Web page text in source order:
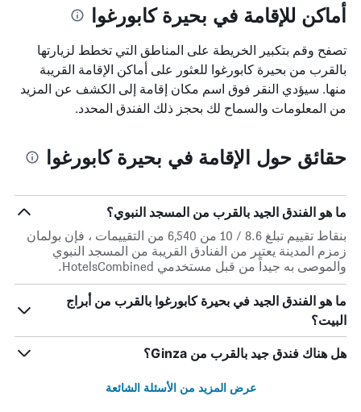
أماكن للإقامة في بحيرة كابورغوا
تصفح وقم بتكبير الخريطة على المناطق التي تخطط لزيارتها
بالقرب من بحيرة كابورغوا للعثور على أماكن الإقامة القريبة
منها. سيؤدي النقر فوق اسم مكان إقامة إلى الكشف عن المزيد
من المعلومات والسماح لك بحجز ذلك الفندق المحدد.
حقائق حول الإقامة في بحيرة كابورغوا
ما هو الفندق الجيد بالقرب من المسجد النبوي؟
بنقاط تقييم تبلغ 8.6 / 10 من 6,540 من التقييمات ، فإن بولمان
زمزم المدينة يعتبر من الفنادق القريبة من المسجد النبوي
والموصى به جيداً من قبل مستخدمي HotelsCombined.
ما هو الفندق الجيد في بحيرة كابورغوا بالقرب من أبراج
البيت؟
هل هناك فندق جيد بالقرب من Ginza؟
عرض المزيد من الأسئلة الشائعة